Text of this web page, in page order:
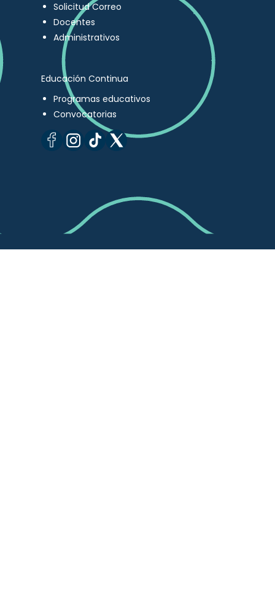
Solicitud Correo
Docentes
Administrativos
Educación Continua
Programas educativos
Convocatorias